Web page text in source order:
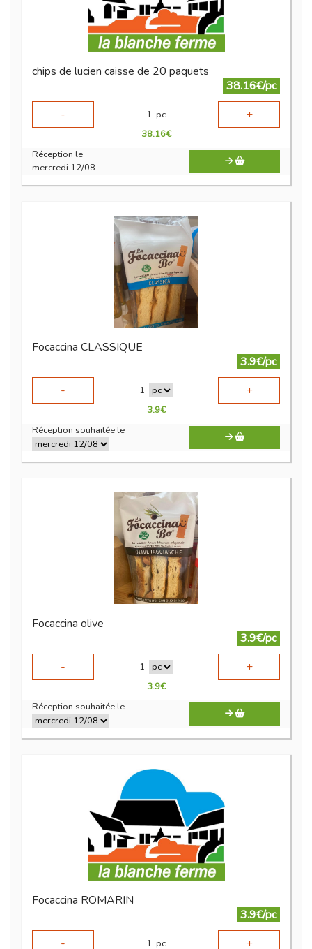
chips de lucien caisse de 20 paquets
38.16€/pc
-
1 pc +
38.16€
Réception le
mercredi 12/08
Focaccina CLASSIQUE
3.9€/pc
-
1 +
3.9€
Réception souhaitée le
Focaccina olive
3.9€/pc
-
1 +
3.9€
Réception souhaitée le
Focaccina ROMARIN
3.9€/pc
-
1 pc +